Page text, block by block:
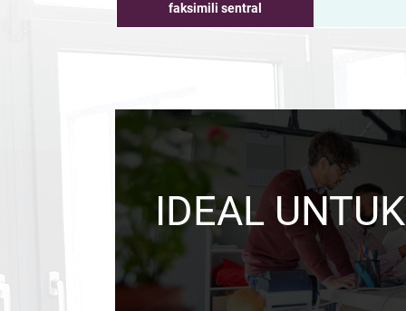
faksimili sentral
IDEAL UNTUK